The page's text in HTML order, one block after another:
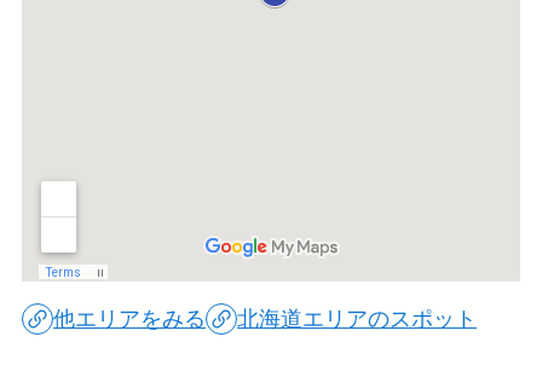
他エリアをみる 北海道エリアのスポット